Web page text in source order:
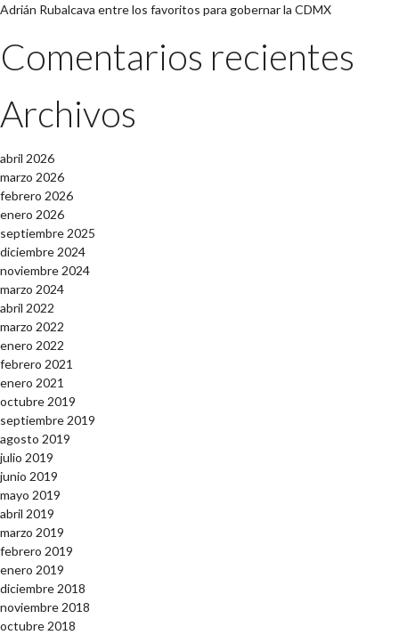
Adrián Rubalcava entre los favoritos para gobernar la CDMX
Comentarios recientes
Archivos
abril 2026
marzo 2026
febrero 2026
enero 2026
septiembre 2025
diciembre 2024
noviembre 2024
marzo 2024
abril 2022
marzo 2022
enero 2022
febrero 2021
enero 2021
octubre 2019
septiembre 2019
agosto 2019
julio 2019
junio 2019
mayo 2019
abril 2019
marzo 2019
febrero 2019
enero 2019
diciembre 2018
noviembre 2018
octubre 2018